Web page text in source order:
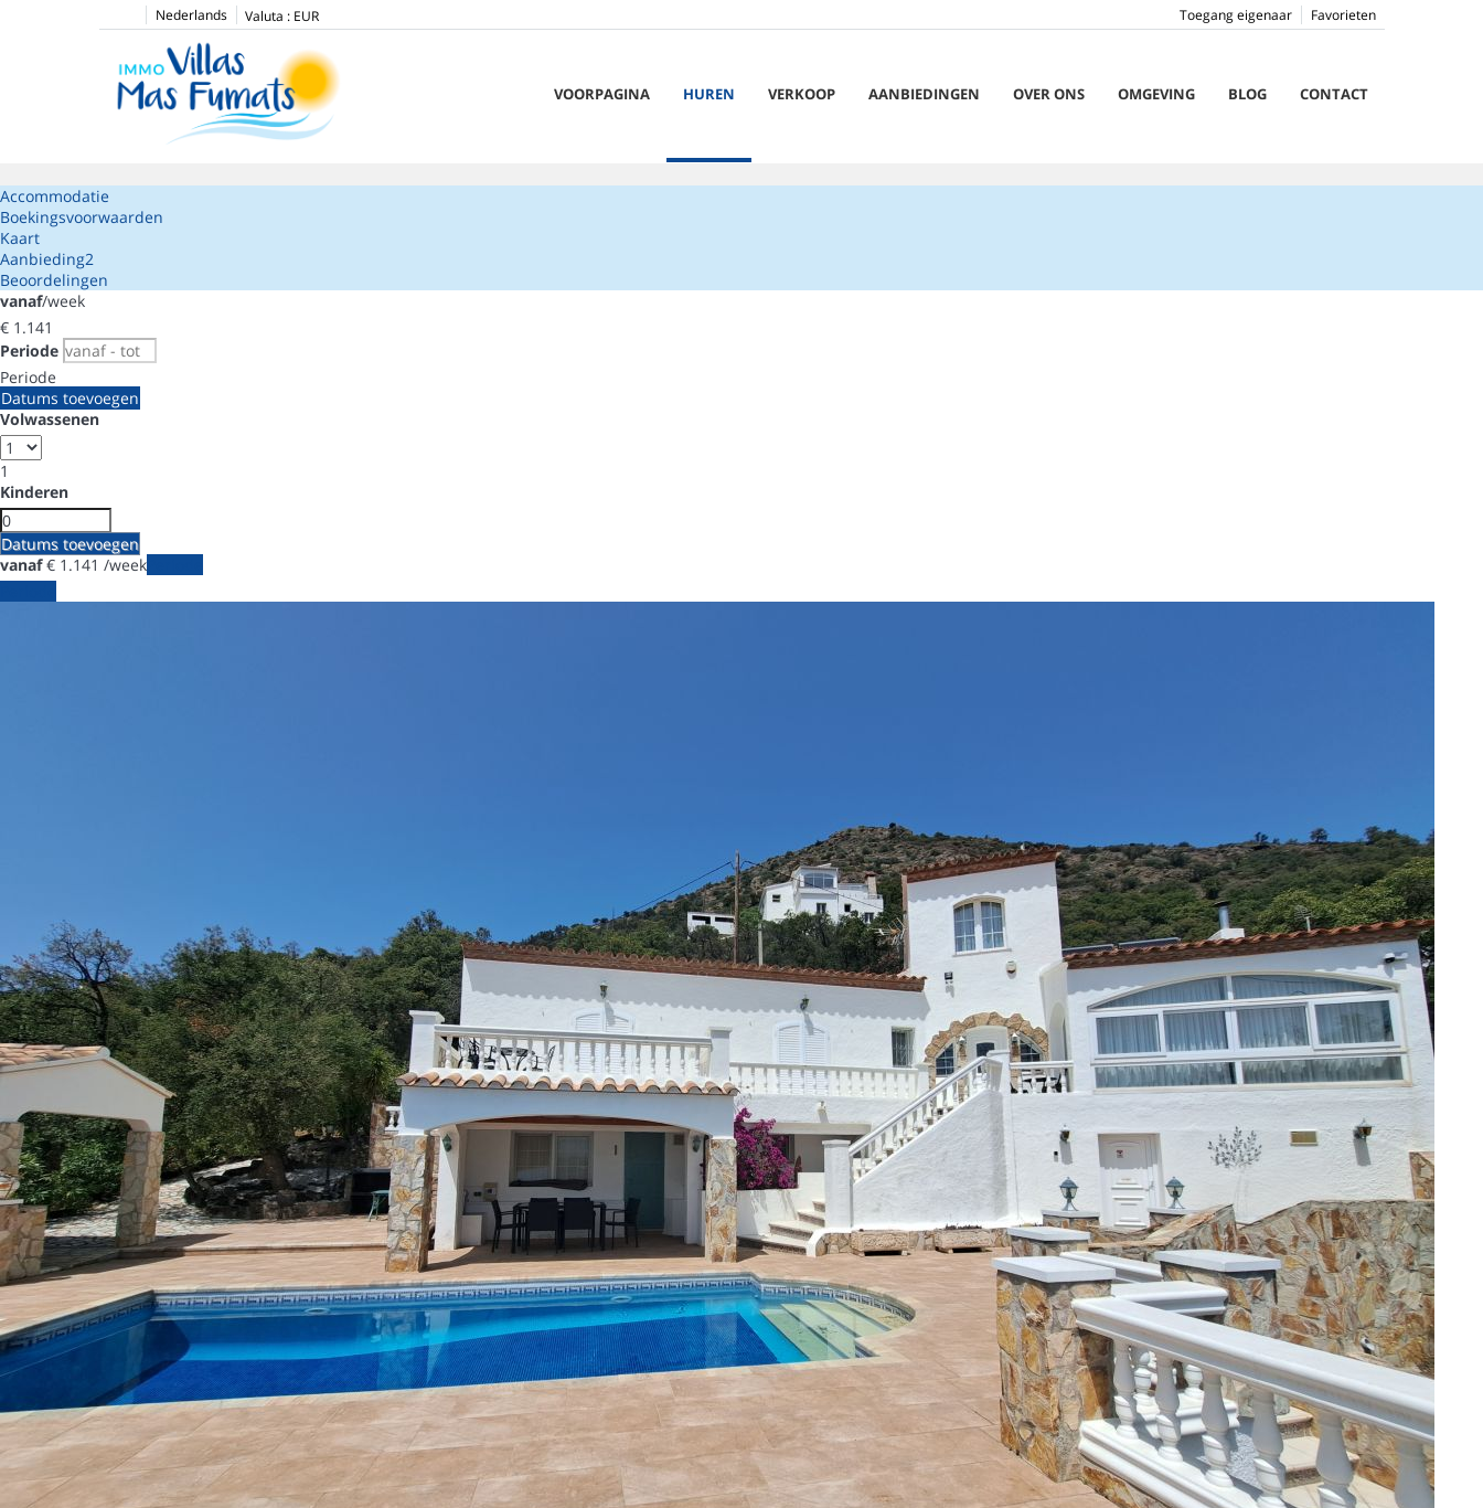
Nederlands Valuta : EUR Favorieten
Toegang eigenaar
VOORPAGINA HUREN VERKOOP AANBIEDINGEN OVER ONS OMGEVING BLOG CONTACT
Accommodatie
Boekingsvoorwaarden
Kaart
Aanbieding2
Beoordelingen
vanaf/week
€ 1.141
Periode
Periode
Datums toevoegen
Volwassenen
1
Kinderen
Datums toevoegen
vanaf€ 1.141 /week